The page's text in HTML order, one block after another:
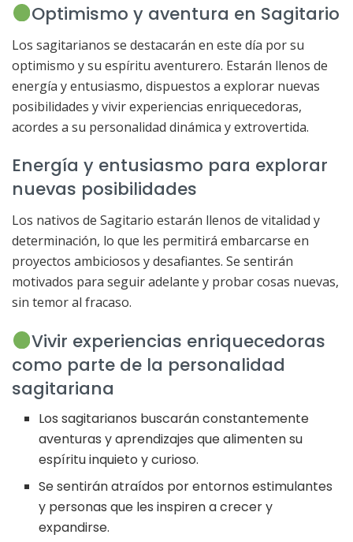
Optimismo y aventura en Sagitario
Los sagitarianos se destacarán en este día por su
optimismo y su espíritu aventurero. Estarán llenos de
energía y entusiasmo, dispuestos a explorar nuevas
posibilidades y vivir experiencias enriquecedoras,
acordes a su personalidad dinámica y extrovertida.
Energía y entusiasmo para explorar
nuevas posibilidades
Los nativos de Sagitario estarán llenos de vitalidad y
determinación, lo que les permitirá embarcarse en
proyectos ambiciosos y desafiantes. Se sentirán
motivados para seguir adelante y probar cosas nuevas,
sin temor al fracaso.
Vivir experiencias enriquecedoras
como parte de la personalidad
sagitariana
Los sagitarianos buscarán constantemente
aventuras y aprendizajes que alimenten su
espíritu inquieto y curioso.
Se sentirán atraídos por entornos estimulantes
y personas que les inspiren a crecer y
expandirse.